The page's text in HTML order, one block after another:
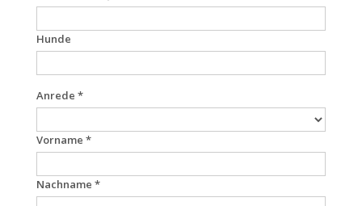
Hunde
Anrede *
Vorname *
Nachname *